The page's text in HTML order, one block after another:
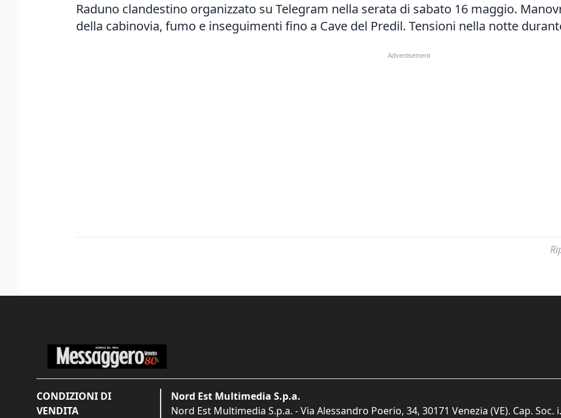
Raduno clandestino organizzato su Telegram nella serata di sabato 16 maggio.
della cabinovia, fumo e inseguimenti fino a Cave del Predil. Tensioni nella notte
CONDIZIONI DI
VENDITA
Nord Est Multimedia S.p.a.
Nord Est Multimedia S.p.a. - Via Alessandro Poerio, 34, 30171 Venezia (VE). Cap. Soc.